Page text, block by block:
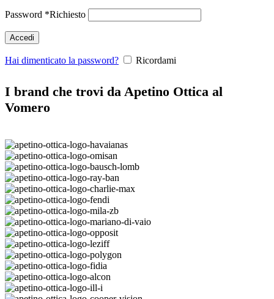
Password *Richiesto
Accedi
Hai dimenticato la password? Ricordami
I brand che trovi da Apetino Ottica al
Vomero